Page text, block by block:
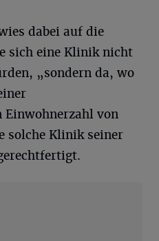
dabei auf die
sich eine Klinik nicht
„sondern da, wo
Einwohnerzahl von
solche Klinik seiner